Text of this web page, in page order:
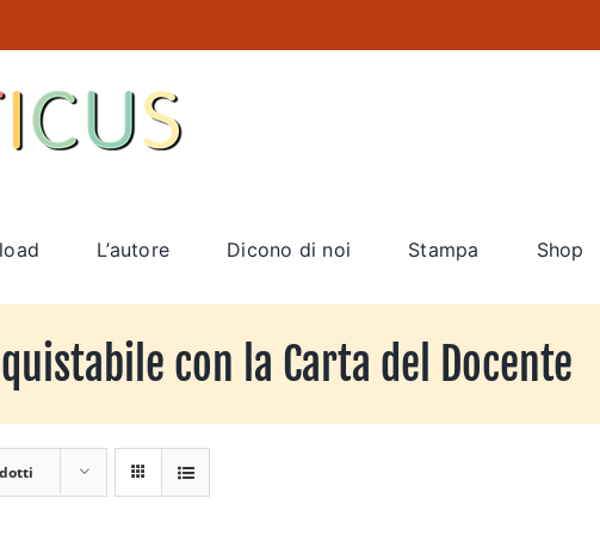
L’autore Dicono di noi Stampa Shop
con la Carta del Docente